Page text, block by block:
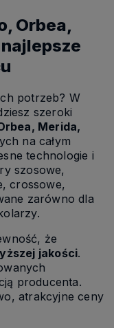
Orbea,
potrzeb? W
szeroki
Merida,
na całym
technologie i
szosowe,
crossowe,
zarówno dla
że
jakości.
producenta.
atrakcyjne ceny